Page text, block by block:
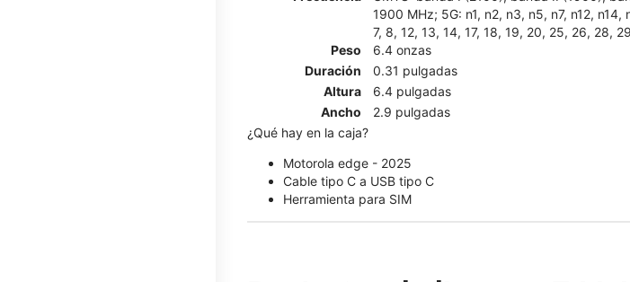
1900 MHz; 5G: n1, n2, n3, n5, n7, n12,
7, 8, 12, 13, 14, 17, 18, 19, 20, 25, 26, 28,
Peso
6.4 onzas
Duración
0.31 pulgadas
Altura
6.4 pulgadas
Ancho
2.9 pulgadas
¿Qué hay en la caja?
Motorola edge - 2025
Cable tipo C a USB tipo C
Herramienta para SIM